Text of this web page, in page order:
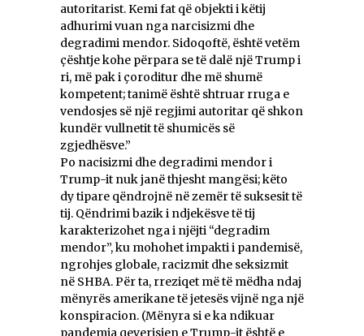
autoritarist. Kemi fat që objekti i këtij
adhurimi vuan nga narcisizmi dhe
degradimi mendor. Sidoqoftë, është vetëm
çështje kohe përpara se të dalë një Trump i
ri, më pak i çoroditur dhe më shumë
kompetent; tanimë është shtruar rruga e
vendosjes së një regjimi autoritar që shkon
kundër vullnetit të shumicës së
zgjedhësve.”
Po nacisizmi dhe degradimi mendor i
Trump-it nuk janë thjesht mangësi; këto
dy tipare qëndrojnë në zemër të suksesit të
tij. Qëndrimi bazik i ndjekësve të tij
karakterizohet nga i njëjti “degradim
mendor”, ku mohohet impakti i pandemisë,
ngrohjes globale, racizmit dhe seksizmit
në SHBA. Për ta, rreziqet më të mëdha ndaj
mënyrës amerikane të jetesës vijnë nga një
konspiracion. (Mënyra si e ka ndikuar
pandemia qeverisjen e Trump-it është e